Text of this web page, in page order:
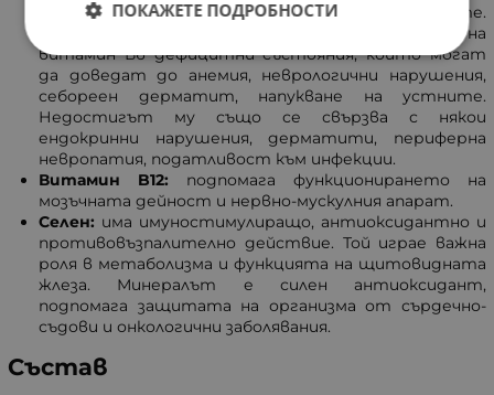
нормалното функциониране на кожата и очите.
Препоръчва се за лечение и профилактика на
витамин В6 дефицитни състояния, които могат
да доведат до анемия, неврологични нарушения,
себореен дерматит, напукване на устните.
Недостигът му също се свързва с някои
ендокринни нарушения, дерматити, периферна
невропатия, податливост към инфекции.
Витамин B12: подпомага функционирането на
мозъчната дейност и нервно-мускулния апарат.
Селен: има имуностимулиращо, антиоксидантно и
противовъзпалително действие. Той играе важна
роля в метаболизма и функцията на щитовидната
жлеза. Минералът е силен антиоксидант,
подпомага защитата на организма от сърдечно-
съдови и онкологични заболявания.
Състав
ПОКАЖЕТЕ ПОДРОБНОСТИ